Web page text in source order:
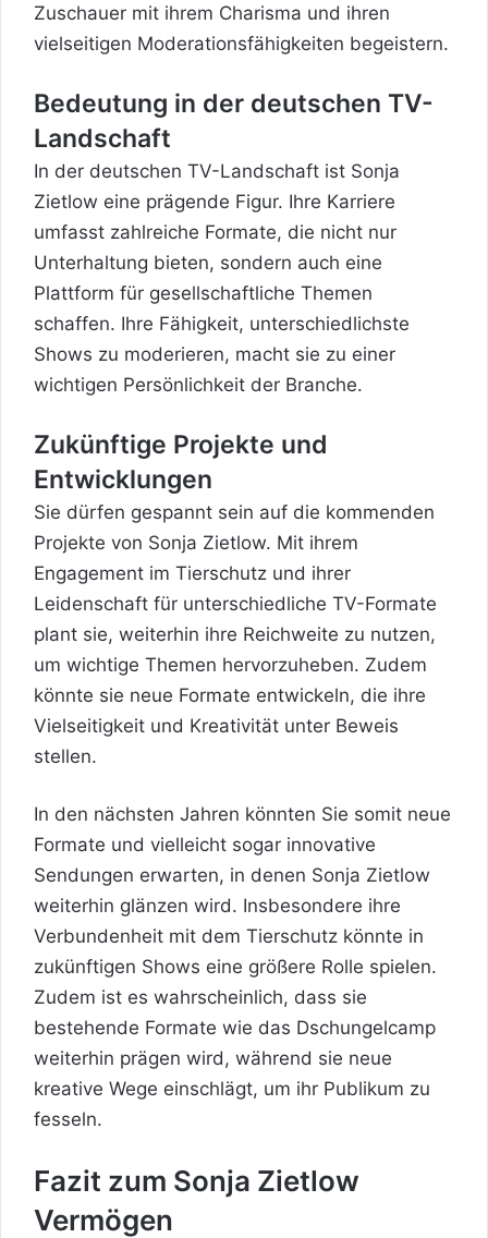
Zuschauer mit ihrem Charisma und ihren
vielseitigen Moderationsfähigkeiten begeistern.
Bedeutung in der deutschen TV-
Landschaft
In der deutschen TV-Landschaft ist Sonja
Zietlow eine prägende Figur. Ihre Karriere
umfasst zahlreiche Formate, die nicht nur
Unterhaltung bieten, sondern auch eine
Plattform für gesellschaftliche Themen
schaffen. Ihre Fähigkeit, unterschiedlichste
Shows zu moderieren, macht sie zu einer
wichtigen Persönlichkeit der Branche.
Zukünftige Projekte und
Entwicklungen
Sie dürfen gespannt sein auf die kommenden
Projekte von Sonja Zietlow. Mit ihrem
Engagement im Tierschutz und ihrer
Leidenschaft für unterschiedliche TV-Formate
plant sie, weiterhin ihre Reichweite zu nutzen,
um wichtige Themen hervorzuheben. Zudem
könnte sie neue Formate entwickeln, die ihre
Vielseitigkeit und Kreativität unter Beweis
stellen.
In den nächsten Jahren könnten Sie somit neue
Formate und vielleicht sogar innovative
Sendungen erwarten, in denen Sonja Zietlow
weiterhin glänzen wird. Insbesondere ihre
Verbundenheit mit dem Tierschutz könnte in
zukünftigen Shows eine größere Rolle spielen.
Zudem ist es wahrscheinlich, dass sie
bestehende Formate wie das Dschungelcamp
weiterhin prägen wird, während sie neue
kreative Wege einschlägt, um ihr Publikum zu
fesseln.
Fazit zum Sonja Zietlow
Vermögen